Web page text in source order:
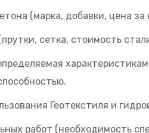
(марка, добавки, цена за
сетка, стоимость
Геотекстиля и
работ (необходимость